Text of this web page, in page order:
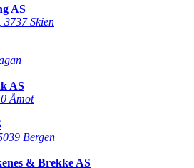
AS
3737 Skien
AS
Åmot
Bergen
& Brekke AS